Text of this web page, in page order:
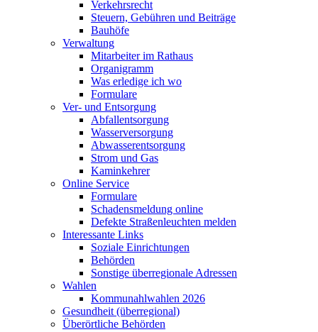
Verkehrsrecht
Steuern, Gebühren und Beiträge
Bauhöfe
Verwaltung
Mitarbeiter im Rathaus
Organigramm
Was erledige ich wo
Formulare
Ver- und Entsorgung
Abfallentsorgung
Wasserversorgung
Abwasserentsorgung
Strom und Gas
Kaminkehrer
Online Service
Formulare
Schadensmeldung online
Defekte Straßenleuchten melden
Interessante Links
Soziale Einrichtungen
Behörden
Sonstige überregionale Adressen
Wahlen
Kommunahlwahlen 2026
Gesundheit (überregional)
Überörtliche Behörden